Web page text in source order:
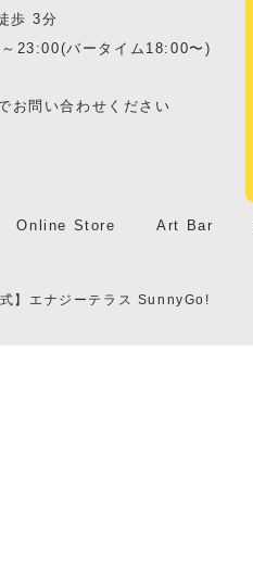
歩 3分
23:00(バータイム18:00〜)
お問い合わせください
Online Store Art Bar
】エナジーテラス SunnyGo!